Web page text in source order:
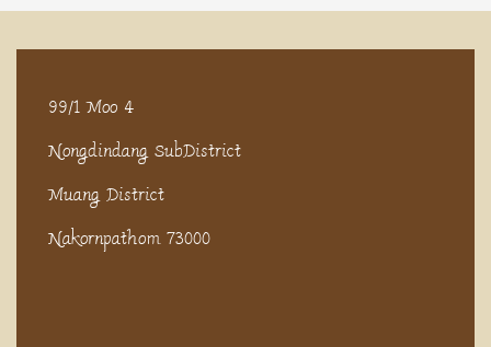
99/1 Moo 4
Nongdindang SubDistrict
Muang District
Nakornpathom 73000